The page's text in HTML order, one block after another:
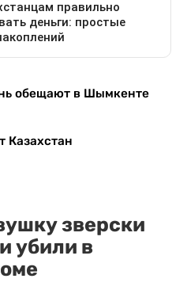
обещают в Шымкенте
Казахстан
зверски
убили в